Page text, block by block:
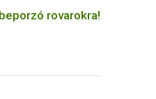
rovarokra!